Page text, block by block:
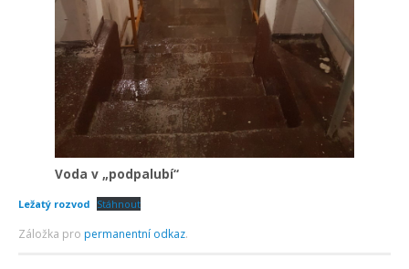
Voda v „podpalubí“
Ležatý rozvod Stáhnout
Záložka pro permanentní odkaz.